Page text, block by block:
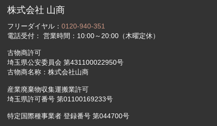
株式会社 山商
フリーダイヤル： 0120-940-351
電話受付： 営業時間：10:00～20:00（木曜定休）
古物商許可
埼玉県公安委員会 第431100022950号
古物商名称：株式会社山商
産業廃棄物収集運搬業許可
埼玉県許可番号 第01100169233号
特定国際種事業者 登録番号 第044700号